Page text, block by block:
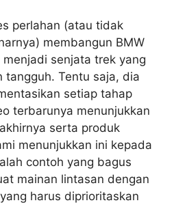
perlahan (atau tidak
membangun BMW
senjata trek yang
tangguh. Tentu saja, dia
setiap tahap
terbarunya menunjukkan
serta produk
menunjukkan ini kepada
contoh yang bagus
mainan lintasan dengan
harus diprioritaskan